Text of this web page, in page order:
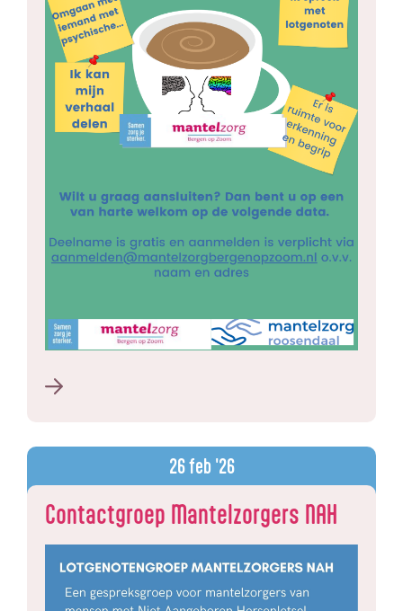
26feb '26
Contactgroep Mantelzorgers NAH